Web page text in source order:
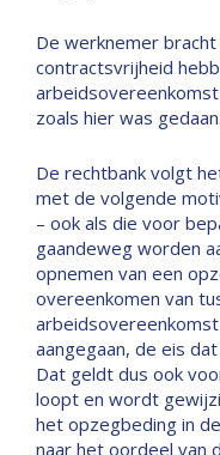
De werknemer
contractsvrijheid
zoals hier was gedaan.
De rechtbank volgt
met de volgende
– ook als die voor
gaandeweg worden
opnemen van een
overeenkomen van
aangegaan, de eis
Dat geldt dus ook
loopt en wordt
het opzegbeding in
naar het oordeel van